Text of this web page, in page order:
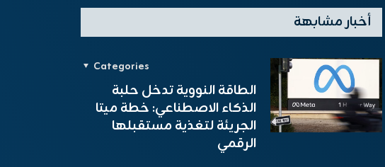
أخبار مشابهة
Categories
الطاقة النووية تدخل حلبة
الذكاء الاصطناعي: خطة ميتا
الجريئة لتغذية مستقبلها
الرقمي